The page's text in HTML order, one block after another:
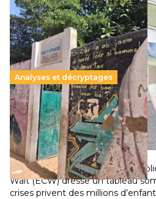
Analyses et décryptages
258 millions d’enfants
chocs climatiques et des
population
11 juillet 2026-National
Un nouveau rapport mondial
Wait (ECW) dresse un tableau
crises privent des millions